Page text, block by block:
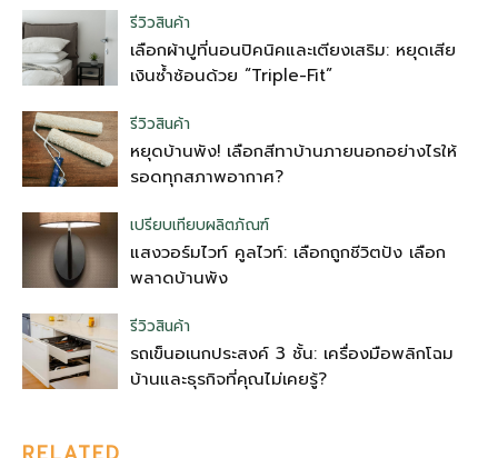
รีวิวสินค้า
เลือกผ้าปูที่นอนปิคนิคและเตียงเสริม: หยุดเสีย
เงินซ้ำซ้อนด้วย “Triple-Fit”
รีวิวสินค้า
หยุดบ้านพัง! เลือกสีทาบ้านภายนอกอย่างไรให้
รอดทุกสภาพอากาศ?
เปรียบเทียบผลิตภัณฑ์
แสงวอร์มไวท์ คูลไวท์: เลือกถูกชีวิตปัง เลือก
พลาดบ้านพัง
รีวิวสินค้า
รถเข็นอเนกประสงค์ 3 ชั้น: เครื่องมือพลิกโฉม
บ้านและธุรกิจที่คุณไม่เคยรู้?